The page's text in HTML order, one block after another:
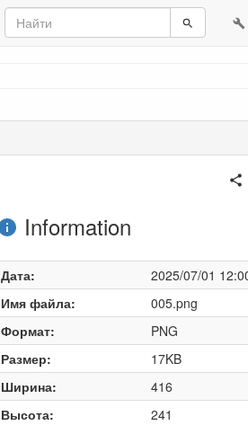
Information
Дата:
2025/07/01
Имя файла:
005.png
Формат:
PNG
Размер:
17KB
Ширина:
416
Высота:
241